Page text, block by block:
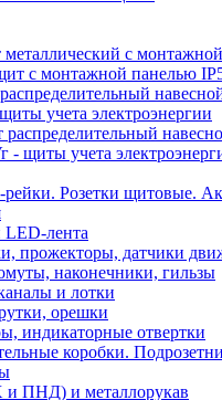
с
с монтажной панелью
учета электроэнергии
щиты учета
Розетки щитовые.
лента
прожекторы, датчики
наконечники, гильзы
и лотки
орешки
индикаторные отвертки
коробки.
ПНД) и металлорукав